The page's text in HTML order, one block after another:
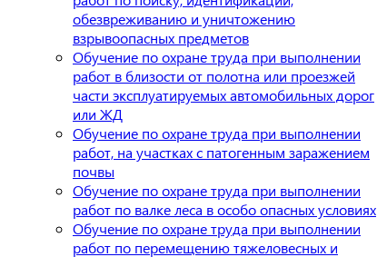
обезвреживанию и уничтожению
взрывоопасных предметов
Обучение по охране труда при выполнении
работ в близости от полотна или проезжей
части эксплуатируемых автомобильных дорог
или ЖД
Обучение по охране труда при выполнении
работ, на участках с патогенным заражением
почвы
Обучение по охране труда при выполнении
работ по валке леса в особо опасных условиях
Обучение по охране труда при выполнении
работ по перемещению тяжеловесных и